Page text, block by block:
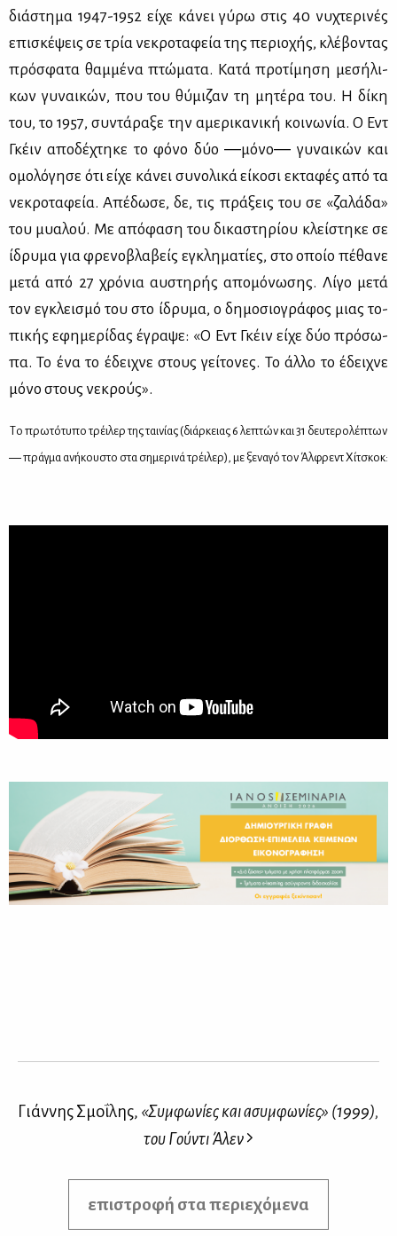
διά­στη­μα 1947-1952 εί­χε κά­νει γύ­ρω στις 40 νυ­χτε­ρι­νές
επι­σκέ­ψεις σε τρία νε­κρο­τα­φεία της πε­ριο­χής, κλέ­βο­ντας
πρό­σφα­τα θαμ­μέ­να πτώ­μα­τα. Κα­τά προ­τί­μη­ση με­σή­λι­
κων γυ­ναι­κών, που του θύ­μι­ζαν τη μη­τέ­ρα του. Η δί­κη
του, το 1957, συ­ντά­ρα­ξε την αμε­ρι­κα­νι­κή κοι­νω­νία. Ο Εντ
Γκέιν απο­δέ­χτη­κε το φό­νο δύο ―μό­νο― γυ­ναι­κών και
ομο­λό­γη­σε ότι εί­χε κά­νει συ­νο­λι­κά εί­κο­σι εκτα­φές από τα
νε­κρο­τα­φεία. Απέ­δω­σε, δε, τις πρά­ξεις του σε «ζα­λά­δα»
του μυα­λού. Με από­φα­ση του δι­κα­στη­ρί­ου κλεί­στη­κε σε
ίδρυ­μα για φρε­νο­βλα­βείς εγκλη­μα­τί­ες, στο οποίο πέ­θα­νε
με­τά από 27 χρό­νια αυ­στη­ρής απο­μό­νω­σης. Λί­γο με­τά
τον εγκλει­σμό του στο ίδρυ­μα, ο δη­μο­σιο­γρά­φος μιας το­
πι­κής εφη­με­ρί­δας έγρα­ψε: «Ο Εντ Γκέιν εί­χε δύο πρό­σω­
πα. Το ένα το έδει­χνε στους γεί­το­νες. Το άλ­λο το έδει­χνε
μό­νο στους νε­κρούς».
Tο πρω­τό­τυ­πο τρέι­λερ της ται­νί­ας (διάρ­κειας 6 λε­πτών και 31 δευ­τε­ρο­λέ­πτων
― πράγ­μα ανή­κου­στο στα ση­με­ρι­νά τρέι­λερ), με ξε­να­γό τον Άλ­φρεντ Χί­τσκοκ:
Γιάννης Σμοΐλης, «Συμφωνίες και ασυμφωνίες» (1999),
του Γούντι Άλεν
επιστροφή στα περιεχόμενα